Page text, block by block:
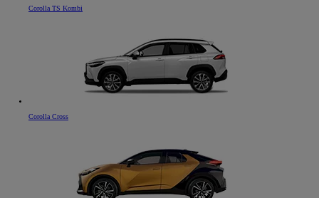
Corolla TS Kombi
Corolla Cross